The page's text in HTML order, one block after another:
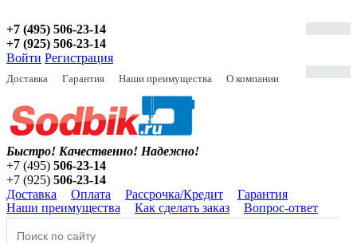
+7 (495) 506-23-14
+7 (925) 506-23-14
Войти Регистрация
Доставка Гарантия Наши преимущества О компании
Быстро! Качественно! Надежно!
+7 (495) 506-23-14
+7 (925) 506-23-14
Доставка
Оплата Рассрочка/Кредит
Гарантия
Наши преимущества
Как сделать заказ Вопрос-ответ